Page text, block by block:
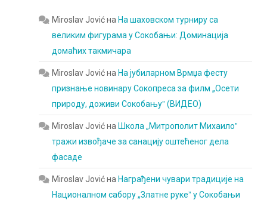
Miroslav Jovićна На шаховском турниру са
великим фигурама у Сокобањи: Доминација
домаћих такмичара
Miroslav Jovićна На јубиларном Врмџа фесту
признање новинару Сокопреса за филм „Осети
природу, доживи Сокобањуˮ (ВИДЕО)
Miroslav Jovićна Школа „Митрополит Михаилоˮ
тражи извођаче за санацију оштећеног дела
фасаде
Miroslav Jovićна Награђени чувари традиције на
Националном сабору „Златне рукеˮ у Сокобањи